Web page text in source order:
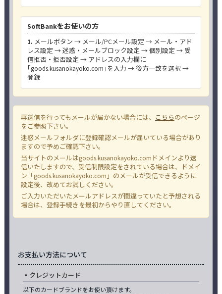
SoftBankをお使いの方
1. メールボタン → メール/PCメール設定 → メール・アド
レス設定 → 迷惑・メールブロック設定 → 個別設定 → 受
信拒否・拒否設定 → アドレスの入力欄に
｢goods.kusanokayoko.com｣を入力 → 後方一致を選択 →
登録
再送信を行ってもメールが届かない場合には、 こちらのページ
をご参照下さい。
迷惑メールフォルダに登録確認メールが届いている場合があり
ますので予めご確認下さい。
当サイトのメールはgoods.kusanokayoko.com ドメインより送
信いたしますので、受信制限設定をされている場合は、ドメイ
ン「goods.kusanokayoko.com」のメールが受信できるように
設定後、改めてお試しください。
ご入力いただいたメールアドレスが間違っていたと予想される
場合は、登録手続きを最初からやり直してください。
お支払い方法について
クレジットカード
以下のカードブランドをお使い頂けます。